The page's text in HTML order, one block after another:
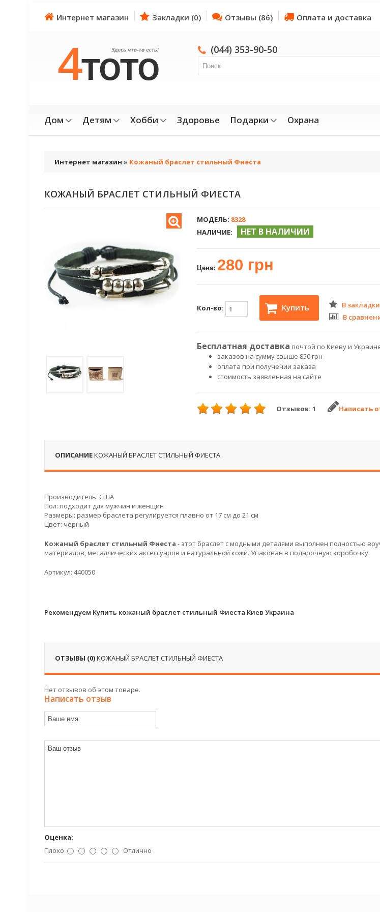
Интернет магазин Закладки (0) Отзывы (86) Оплата и доставка
(044) 353-90-50
Дом Детям Хобби Здоровье Подарки Охрана
Интернет магазин » Кожаный браслет стильный Фиеста
КОЖАНЫЙ БРАСЛЕТ СТИЛЬНЫЙ ФИЕСТА
МОДЕЛЬ: 8328
НАЛИЧИЕ:
НЕТ В НАЛИЧИИ
Цена: 280 грн
Кол-во: Купить
В закладки
В
Бесплатная доставка почтой по Киеву и
заказов на сумму свыше 850 грн
оплата при получении заказа
стоимость заявленная на сайте
Отзывов: 1 Написать
ОПИСАНИЕКОЖАНЫЙ БРАСЛЕТ СТИЛЬНЫЙ ФИЕСТА
Производитель: США
Пол: подходит для мужчин и женщин
Размеры: размер браслета регулируется плавно от 17 см до 21 см
Цвет: черный
Кожаный браслет стильный Фиеста - этот браслет с модными деталями выполнен полностью
материалов, металлических аксессуаров и натуральной кожи. Упакован в подарочную коробочку.
Артикул: 440050
Рекомендуем Купить кожаный браслет стильный Фиеста Киев Украина
ОТЗЫВЫ (0)КОЖАНЫЙ БРАСЛЕТ СТИЛЬНЫЙ ФИЕСТА
Нет отзывов об этом товаре.
Написать отзыв
Оценка:
Плохо
Отлично